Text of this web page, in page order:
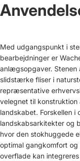
Med udgangspunkt i
bearbejdninger er
anlægsopgaver.
slidstærke fliser i
repræsentative
velegnet til konstruktion
landskabet. Forskellen
landskabsarkitekter og
hvor den stokhuggede
optimal gangkomfort
overflade kan